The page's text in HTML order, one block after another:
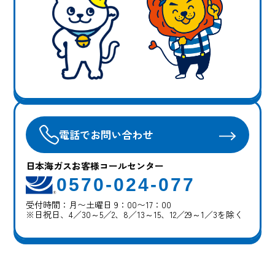
電話でお問い合わせ
日本海ガスお客様コールセンター
0570-024-077
受付時間：月〜土曜日 9：00〜17：00
※日祝日、4／30～5／2、8／13～15、12／29～1／3を除く